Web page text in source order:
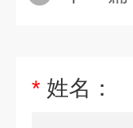
* 姓名：